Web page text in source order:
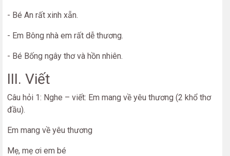
- Bé An rất xinh xẵn.
- Em Bông nhà em rất dễ thương.
- Bé Bống ngây thơ và hồn nhiên.
III. Viết
Câu hỏi 1: Nghe – viết: Em mang về yêu thương (2 khổ thơ
đầu).
Em mang về yêu thương
Mẹ, mẹ ơi em bé